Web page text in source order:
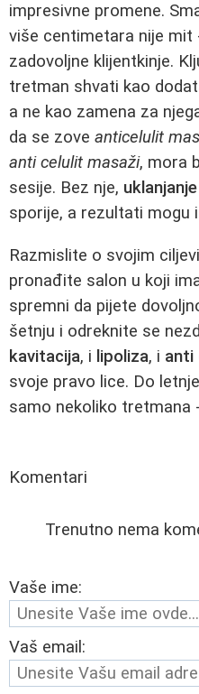
impresivne promene.
više centimetara nije
zadovoljne klijentkinje.
tretman shvati kao
a ne kao zamena za
da se zove anticelulit
anti celulit masaži, mora
sesije. Bez nje,
sporije, a rezultati mogu
Razmislite o svojim
pronađite salon u koji
spremni da pijete
šetnju i odreknite se
kavitacija, i lipoliza, i anti
svoje pravo lice. Do
samo nekoliko tretmana
Komentari
Trenutno nema
Vaše ime:
Vaš email: